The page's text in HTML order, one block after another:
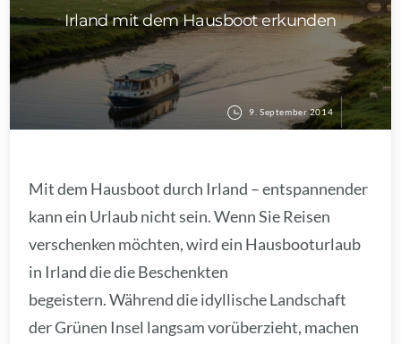
9. September 2014
Irland mit dem Hausboot erkunden
Mit dem Hausboot durch Irland – entspannender
kann ein Urlaub nicht sein. Wenn Sie Reisen
verschenken möchten, wird ein Hausbooturlaub
in Irland die die Beschenkten
begeistern. Während die idyllische Landschaft
der Grünen Insel langsam vorüberzieht, machen